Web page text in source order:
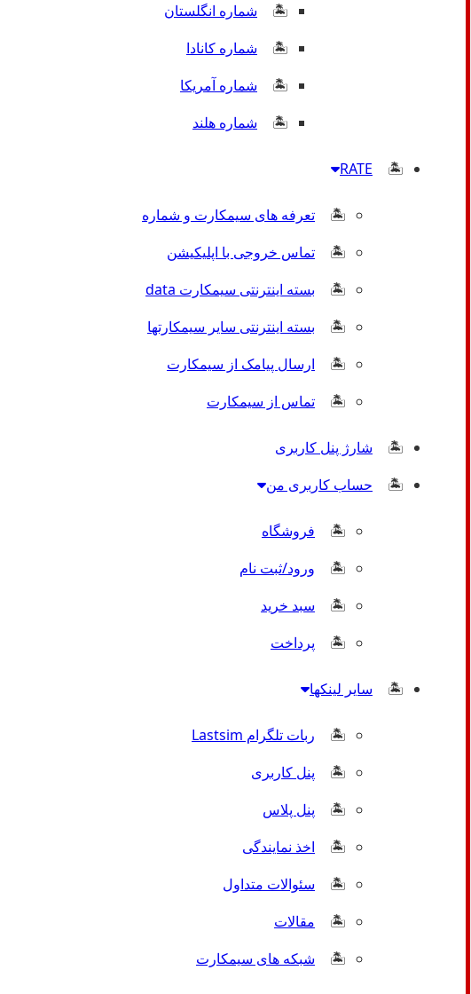
شماره انگلستان
شماره کانادا
شماره آمریکا
شماره هلند
RATE
تعرفه های سیمکارت و شماره
تماس خروجی با اپلیکیشن
بسته اینترنتی سیمکارت data
بسته اینترنتی سایر سیمکارتها
ارسال پیامک از سیمکارت
تماس از سیمکارت
شارژ پنل کاربری
حساب کاربری من
فروشگاه
ورود/ثبت نام
سبد خرید
پرداخت
سایر لینکها
ربات تلگرام Lastsim
پنل کاربری
پنل پلاس
اخذ نمایندگی
سئوالات متداول
مقالات
شبکه های سیمکارت